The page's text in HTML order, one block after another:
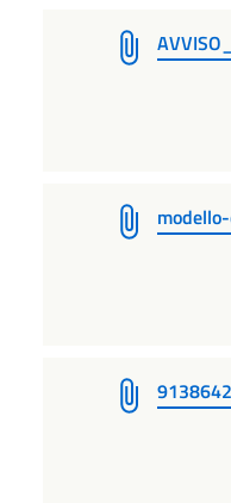
9138642